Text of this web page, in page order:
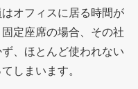
オフィスに居る時間が
定座席の場合、その社
、ほとんど使われない
しまいます。